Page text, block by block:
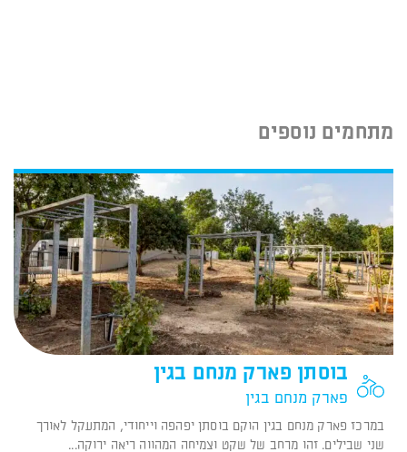
מתחמים נוספים
בוסתן פארק מנחם בגין
פארק מנחם בגין
במרכז פארק מנחם בגין הוקם בוסתן יפהפה וייחודי, המתעקל לאורך
שני שבילים. זהו מרחב של שקט וצמיחה המהווה ריאה ירוקה...